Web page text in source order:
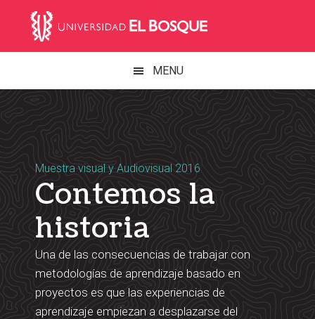
Skip
links
primary
content
Main
navigation
MENU
Muestra visual y Audiovisual 2016
Contemos la
historia
Una de las consecuencias de trabajar con
metodologías de aprendizaje basado en
proyectos es que las experiencias de
aprendizaje empiezan a desplazarse del